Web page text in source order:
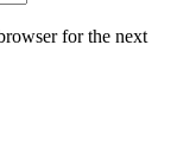
for the next